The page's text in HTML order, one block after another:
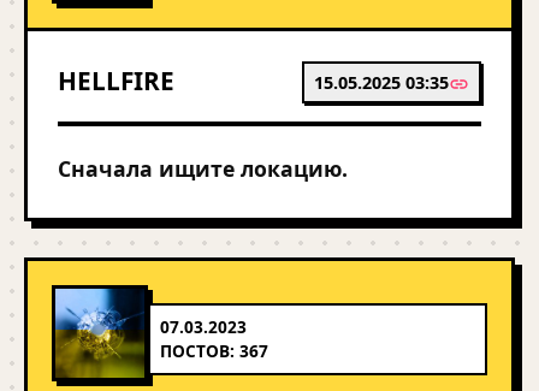
HELLFIRE 15.05.2025 03:35
Сначала ищите локацию.
07.03.2023
ПОСТОВ: 367